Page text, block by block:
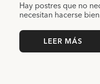
Hay postres que no
necesitan hacerse
LEER MÁS